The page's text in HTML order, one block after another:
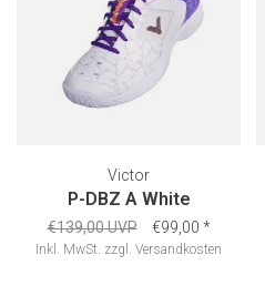
Victor
P-DBZ A White
€139,00 UVP €99,00 *
Inkl. MwSt. zzgl. Versandkosten